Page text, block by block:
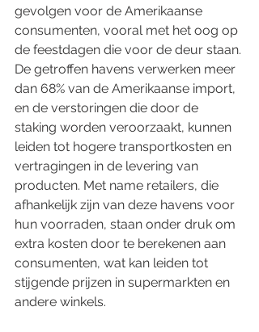
gevolgen voor de Amerikaanse
consumenten, vooral met het oog op
de feestdagen die voor de deur staan.
De getroffen havens verwerken meer
dan 68% van de Amerikaanse import,
en de verstoringen die door de
staking worden veroorzaakt, kunnen
leiden tot hogere transportkosten en
vertragingen in de levering van
producten. Met name retailers, die
afhankelijk zijn van deze havens voor
hun voorraden, staan onder druk om
extra kosten door te berekenen aan
consumenten, wat kan leiden tot
stijgende prijzen in supermarkten en
andere winkels.